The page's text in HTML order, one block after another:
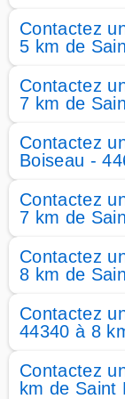
Contactez
5 km de
Contactez
7 km de
Contactez
Boiseau -
Contactez
7 km de
Contactez
8 km de
Contactez
44340 à 8
Contactez
km de Saint